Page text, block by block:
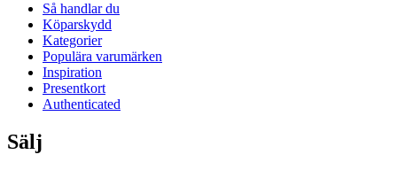
Så handlar du
Köparskydd
Kategorier
Populära varumärken
Inspiration
Presentkort
Authenticated
Sälj